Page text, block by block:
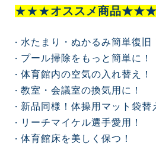
★★★オススメ商品★★★
・ 水たまり・ぬかるみ簡単復旧
・ プール掃除をもっと簡単に！
・ 体育館内の空気の入れ替え！
・ 教室・会議室の換気用に！
・ 新品同様！体操用マット袋替
・ リーチマイケル選手愛用！
・ 体育館床を美しく保つ！